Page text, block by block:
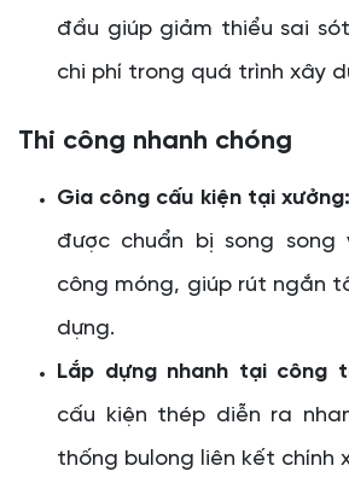
đầu giúp giảm thiểu sai
chi phí trong quá trình xây
Thi công nhanh chóng
Gia công cấu kiện tại xưởng:
được chuẩn bị song
công móng, giúp rút ngắn
dựng.
Lắp dựng nhanh tại công
cấu kiện thép diễn ra
thống bulong liên kết chính